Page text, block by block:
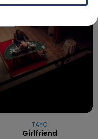
TAYC
Girlfriend